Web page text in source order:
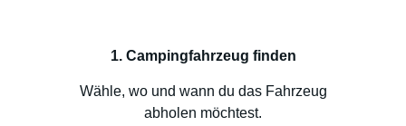
1. Campingfahrzeug finden
Wähle, wo und wann du das Fahrzeug
abholen möchtest.